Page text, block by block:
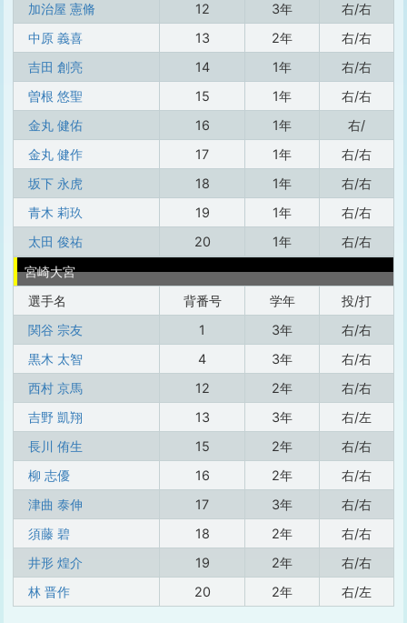
加治屋 憲脩
12 3年
右/右
中原 義喜
13 2年
右/右
吉田 創亮
14 1年
右/右
曽根 悠聖
15 1年
右/右
金丸 健佑
16 1年
右/
金丸 健作
17 1年
右/右
坂下 永虎
18 1年
右/右
青木 莉玖
19 1年
右/右
太田 俊祐
20 1年
右/右
宮崎大宮
選手名
背番号 学年
投/打
関谷 宗友
1 3年
右/右
黒木 太智
4 3年
右/右
西村 京馬
12 2年
右/右
吉野 凱翔
13 3年
右/左
長川 侑生
15 2年
右/右
柳 志優
16 2年
右/右
津曲 泰伸
17 3年
右/右
須藤 碧
18 2年
右/右
井形 煌介
19 2年
右/右
林 晋作
20 2年 右/左